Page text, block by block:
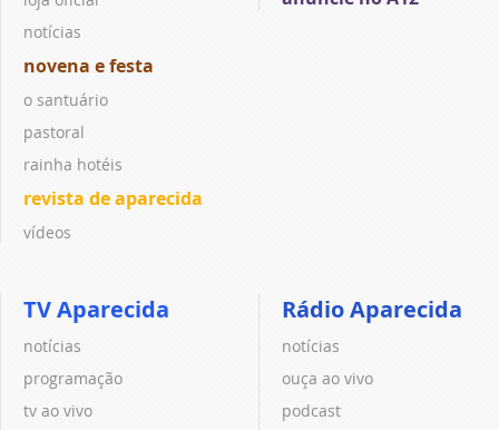
notícias
novena e festa
o santuário
pastoral
rainha hotéis
revista de aparecida
vídeos
TV Aparecida
notícias
programação
tv ao vivo
Rádio Aparecida
notícias
ouça ao vivo
podcast